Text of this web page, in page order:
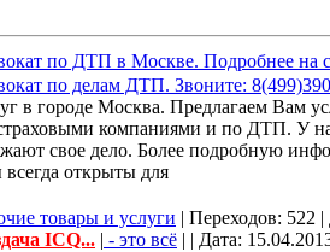
по ДТП в Москве. Подробнее на
по делам ДТП. Звоните:
в городе Москва. Предлагаем Вам
компаниями и по ДТП. У
свое дело. Более подробную
открыты для
товары и услуги | Переходов: 522
ICQ... | - это всё | | Дата: